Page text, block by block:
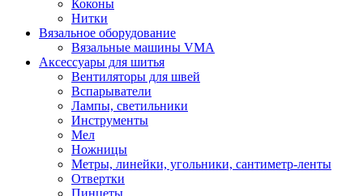
Коконы
Нитки
Вязальное оборудование
Вязальные машины VMA
Аксессуары для шитья
Вентиляторы для швей
Вспарыватели
Лампы, светильники
Инструменты
Мел
Ножницы
Метры, линейки, угольники, сантиметр-ленты
Отвертки
Пинцеты